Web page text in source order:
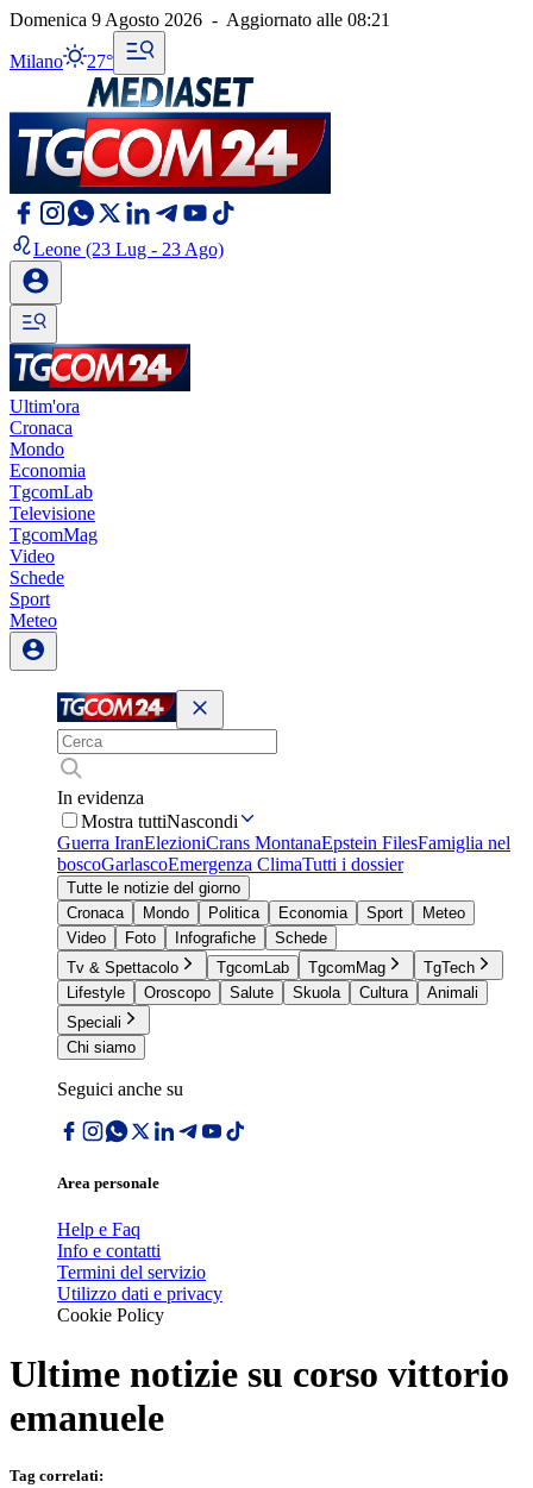
Domenica 9 Agosto 2026 - Aggiornato alle 08:21
Milano 27°
Leone (23 Lug - 23 Ago)
Ultim'ora
Cronaca
Mondo
Economia
TgcomLab
Televisione
TgcomMag
Video
Schede
Sport
Meteo
In evidenza
Mostra tuttiNascondi
Guerra IranElezioniCrans MontanaEpstein FilesFamiglia nel
boscoGarlascoEmergenza ClimaTutti i dossier
Tutte le notizie del giorno
Cronaca
Mondo Politica Economia Sport
Meteo
Video
Foto Infografiche
Schede
Tv & Spettacolo
TgcomLab TgcomMag
TgTech
Lifestyle
Oroscopo Salute Skuola Cultura
Animali
Speciali
Chi siamo
Seguici anche su
Area personale
Help e Faq
Info e contatti
Termini del servizio
Utilizzo dati e privacy
Cookie Policy
Ultime notizie su corso vittorio
emanuele
Tag correlati: